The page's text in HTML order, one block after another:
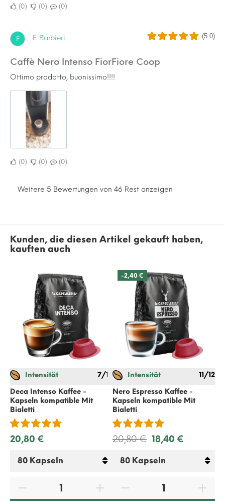
0 0 0
F F. Barbieri (5.0)
Caffè Nero Intenso FiorFiore Coop
Ottimo prodotto, buonissimo!!!!
0 0 0
Weitere 5 Bewertungen von 46 Rest anzeigen
Kunden, die diesen Artikel gekauft haben,
kauften auch
Intensität
7/12
Deca Intenso Kaffee -
Kapseln kompatible Mit
Bialetti
20,80 €
-2,40 €
Intensität
11/12
Nero Espresso Kaffee -
Kapseln kompatible Mit
Bialetti
20,80 € 18,40 €